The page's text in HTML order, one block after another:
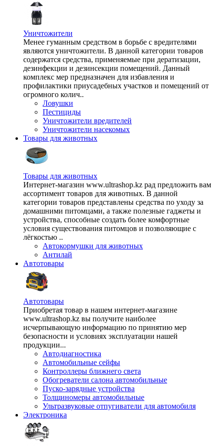
Уничтожители
Менее гуманным средством в борьбе с вредителями
являются уничтожители. В данной категории товаров
содержатся средства, применяемые при дератизации,
дезинфекции и дезинсекции помещений. Данный
комплекс мер предназначен для избавления и
профилактики приусадебных участков и помещений от
огромного колич..
Ловушки
Пестициды
Уничтожители вредителей
Уничтожители насекомых
Товары для животных
Товары для животных
Интернет-магазин www.ultrashop.kz рад предложить вам
ассортимент товаров для животных. В данной
категории товаров представлены средства по уходу за
домашними питомцами, а также полезные гаджеты и
устройства, способные создать более комфортные
условия существования питомцов и позволяющие с
лёгкостью ..
Автокормушки для животных
Антилай
Автотовары
Автотовары
Приобретая товар в нашем интернет-магазине
www.ultrashop.kz вы получите наиболее
исчерпывающую информацию по принятию мер
безопасности и условиях эксплуатации нашей
продукции...
Автодиагностика
Автомобильные сейфы
Контроллеры ближнего света
Обогреватели салона автомобильные
Пуско-зарядные устройства
Толщиномеры автомобильные
Ультразвуковые отпугиватели для автомобиля
Электроника